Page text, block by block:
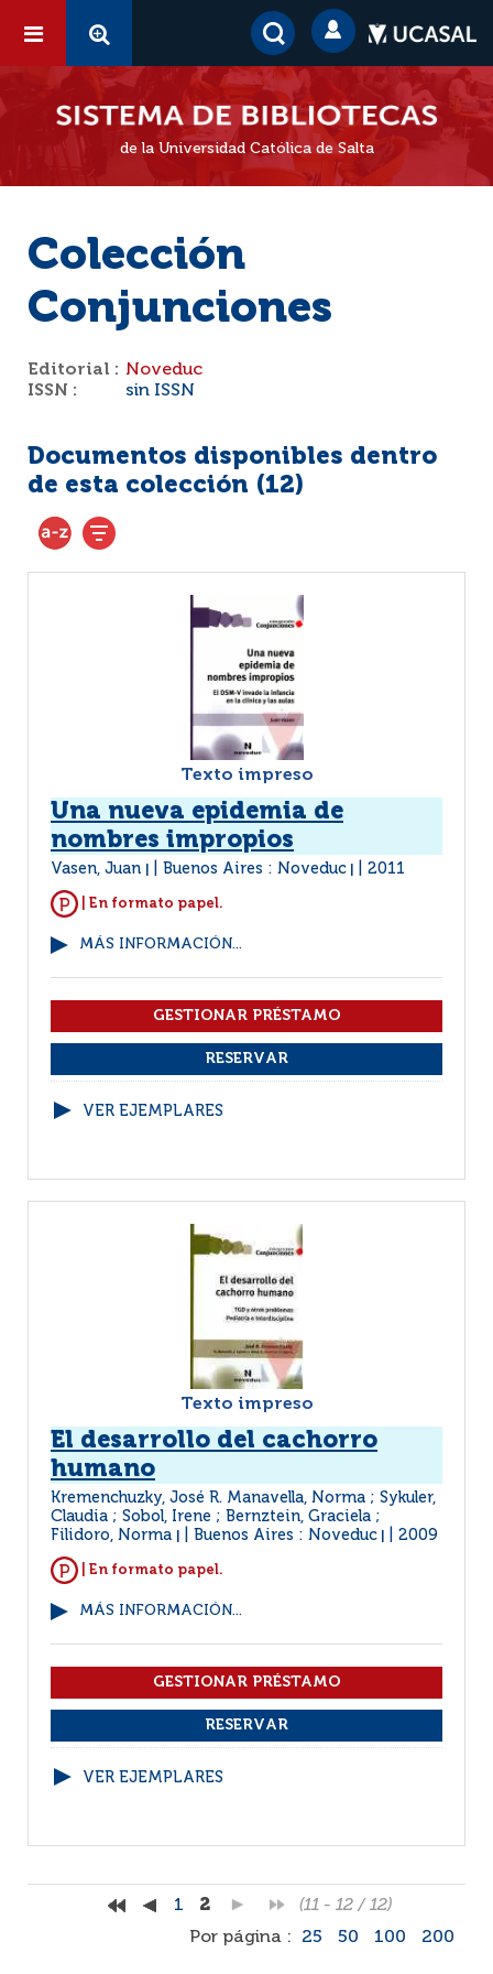
de la Universidad Católica de Salta
Colección
Conjunciones
Editorial : Noveduc
ISSN :
sin ISSN
Documentos disponibles dentro
de esta colección (12)
Texto impreso
Una nueva epidemia de
nombres impropios
Vasen, Juan Buenos Aires : Noveduc 2011
| En formato papel.
MÁS INFORMACIÓN...
VER EJEMPLARES
Texto impreso
El desarrollo del cachorro
humano
Kremenchuzky, José R. Manavella, Norma ; Sykuler,
Claudia ; Sobol, Irene ; Bernztein, Graciela ;
Filidoro, Norma
Buenos Aires : Noveduc 2009
| En formato papel.
MÁS INFORMACIÓN...
VER EJEMPLARES
1 2
(11 - 12 / 12)
Por página :
25 50 100 200